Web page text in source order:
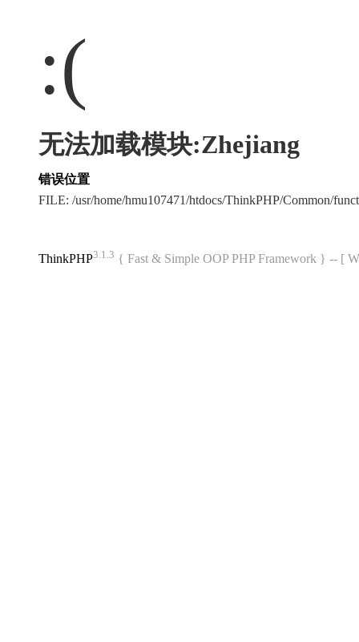
:(
无法加载模块:Zhejiang
错误位置
FILE: /usr/home/hmu107471/htdocs/ThinkPHP/Common/
ThinkPHP3.1.3 { Fast & Simple OOP PHP Framework } -- [